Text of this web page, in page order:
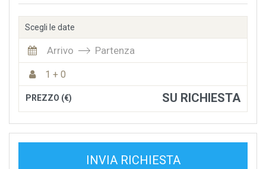
Scegli le date
Arrivo Partenza
1 + 0
PREZZO (€) SU RICHIESTA
INVIA RICHIESTA